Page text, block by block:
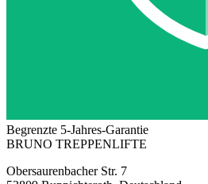
Begrenzte 5-Jahres-Garantie
BRUNO TREPPENLIFTE
Obersaurenbacher Str. 7